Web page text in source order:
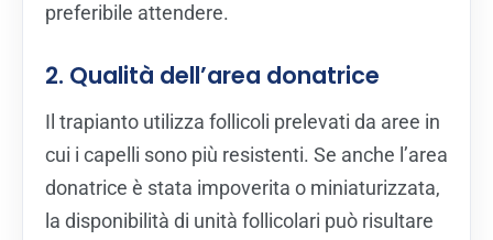
preferibile attendere.
2. Qualità dell’area donatrice
Il trapianto utilizza follicoli prelevati da aree in
cui i capelli sono più resistenti. Se anche l’area
donatrice è stata impoverita o miniaturizzata,
la disponibilità di unità follicolari può risultare